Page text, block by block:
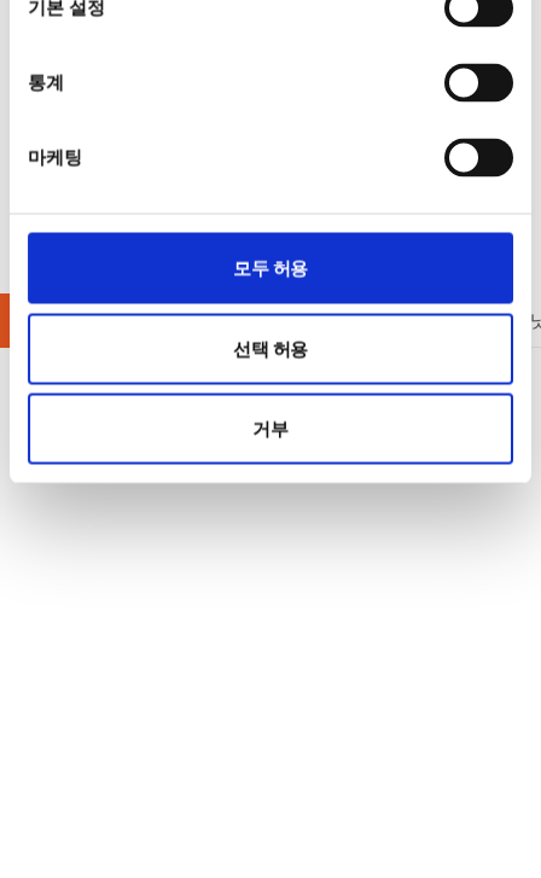
기본 설정
통계
마케팅
모두 허용
선택 허용
거부
LCR 미터 AC / DC 파워미터 오실로스코프 소스메저유